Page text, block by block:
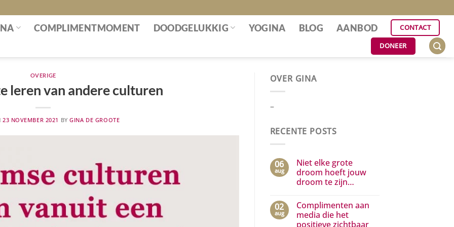
COMPLIMENTMOMENT DOODGELUKKIG YOGINA BLOG AANBOD CONTACT
DONEER
OVERIGE
leren van andere culturen
23 NOVEMBER 2021 BYGINA DE GROOTE
OVER GINA
–
RECENTE POSTS
06
aug
Niet elke grote
droom hoeft jouw
droom te zijn…
op
Niet
elke
grote
02
aug
Complimenten aan
media die het
positieve zichtbaar